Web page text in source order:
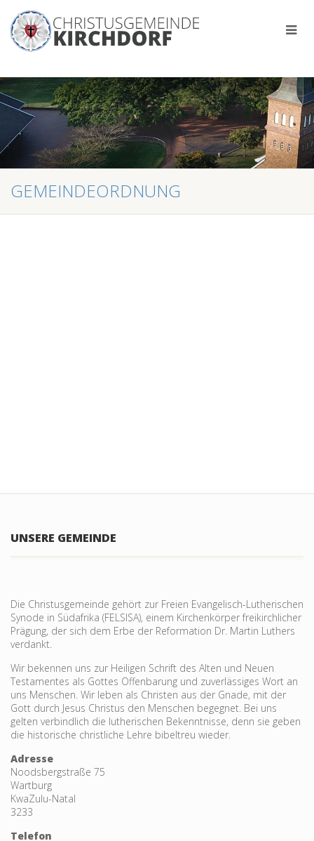
GEMEINDEORDNUNG
UNSERE GEMEINDE
Die Christusgemeinde gehört zur Freien Evangelisch-Lutherischen
Synode in Südafrika (FELSISA), einem Kirchenkörper freikirchlicher
Prägung, der sich dem Erbe der Reformation Dr. Martin Luthers
verdankt.
Wir bekennen uns zur Heiligen Schrift des Alten und Neuen
Testamentes als Gottes Offenbarung und zu­verlässiges Wort an
uns Menschen. Wir leben als Christen aus der Gnade, mit der
Gott durch Jesus Christus den Menschen begegnet. Bei uns
gelten verbind­lich die lutheri­schen Bekennt­nisse, denn sie geben
die historische christliche Lehre bibeltreu wieder.
Adresse
Noodsbergstraße 75
Wartburg
KwaZulu-Natal
3233
Telefon